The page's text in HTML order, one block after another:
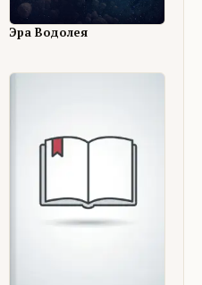
Эра Водолея